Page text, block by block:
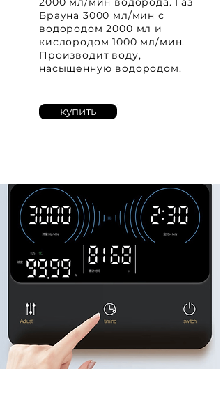
Брауна 3000 мл/мин с
водородом 2000 мл и
кислородом 1000 мл/мин.
Производит воду,
насыщенную водородом.
купить